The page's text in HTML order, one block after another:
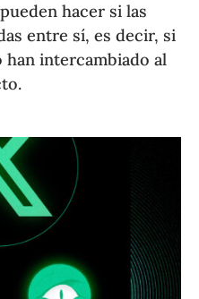
hacer si las
entre sí, es decir, si
han intercambiado al